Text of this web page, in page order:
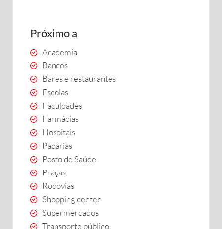
Próximo a
Academia
Bancos
Bares e restaurantes
Escolas
Faculdades
Farmácias
Hospitais
Padarias
Posto de Saúde
Praças
Rodovias
Shopping center
Supermercados
Transporte público